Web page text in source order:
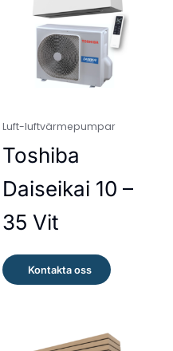
Luft-luftvärmepumpar
Toshiba
Daiseikai 10 –
35 Vit
Kontakta oss